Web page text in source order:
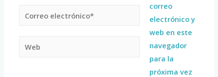
correo
electrónico y
web en este
navegador
para la
próxima vez